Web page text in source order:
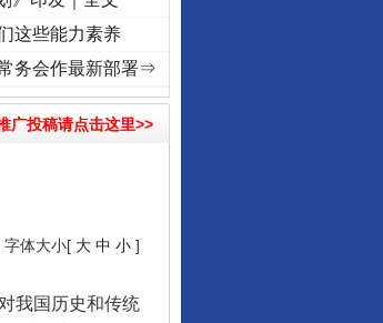
丨“转折之城”激荡..
这些能力素养
务会作最新部署⇒
广投稿请点击这里>>
字体大小[ 大 中 小 ]
我国历史和传统